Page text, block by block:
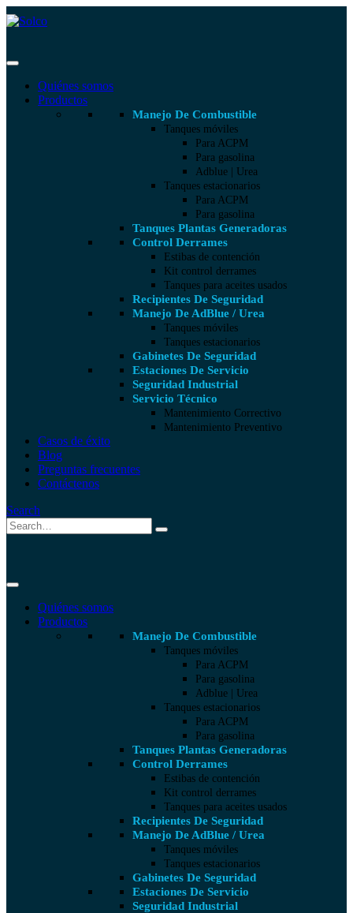
Quiénes somos
Productos
Manejo De Combustible
Tanques móviles
Para ACPM
Para gasolina
Adblue | Urea
Tanques estacionarios
Para ACPM
Para gasolina
Tanques Plantas Generadoras
Control Derrames
Estibas de contención
Kit control derrames
Tanques para aceites usados
Recipientes De Seguridad
Manejo De AdBlue / Urea
Tanques móviles
Tanques estacionarios
Gabinetes De Seguridad
Estaciones De Servicio
Seguridad Industrial
Servicio Técnico
Mantenimiento Correctivo
Mantenimiento Preventivo
Casos de éxito
Blog
Preguntas frecuentes
Contáctenos
Search
Quiénes somos
Productos
Manejo De Combustible
Tanques móviles
Para ACPM
Para gasolina
Adblue | Urea
Tanques estacionarios
Para ACPM
Para gasolina
Tanques Plantas Generadoras
Control Derrames
Estibas de contención
Kit control derrames
Tanques para aceites usados
Recipientes De Seguridad
Manejo De AdBlue / Urea
Tanques móviles
Tanques estacionarios
Gabinetes De Seguridad
Estaciones De Servicio
Seguridad Industrial